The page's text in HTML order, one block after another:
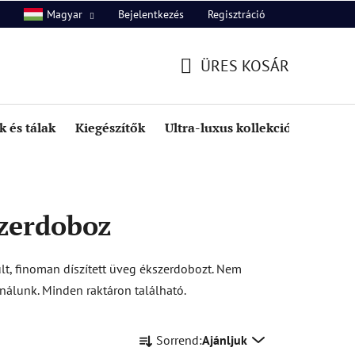
Kapcsolat
Magyar Bejelentkezés Regisztráció
ÜRES KOSÁR
és tálak Kiegészítők Ultra-luxus kollekció
finoman díszített üveg ékszerdobozt. Nem
Minden raktáron található.
e Sorrend:Ajánljuk